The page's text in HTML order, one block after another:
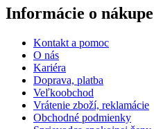
Informácie o nákupe
Kontakt a pomoc
O nás
Kariéra
Doprava, platba
Veľkoobchod
Vrátenie zboží, reklamácie
Obchodné podmienky